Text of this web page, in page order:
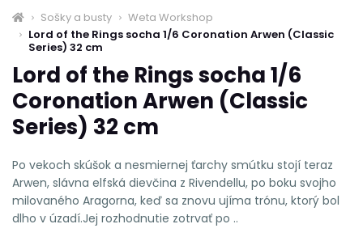
Sošky a busty
Weta Workshop
Lord of the Rings socha 1/6 Coronation Arwen (Classic
Series) 32 cm
Lord of the Rings socha 1/6
Coronation Arwen (Classic
Series) 32 cm
Po vekoch skúšok a nesmiernej ťarchy smútku stojí teraz
Arwen, slávna elfská dievčina z Rivendellu, po boku svojho
milovaného Aragorna, keď sa znovu ujíma trónu, ktorý bol
dlho v úzadí.Jej rozhodnutie zotrvať po ..